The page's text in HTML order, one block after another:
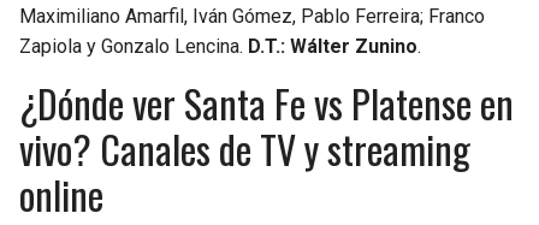
Maximiliano Amarfil, Iván Gómez, Pablo Ferreira; Franco
Zapiola y Gonzalo Lencina. D.T.: Wálter Zunino.
¿Dónde ver Santa Fe vs Platense en
vivo? Canales de TV y streaming
online